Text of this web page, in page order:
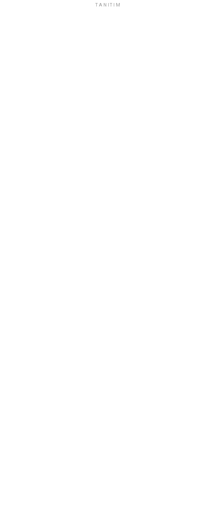
TANITIM